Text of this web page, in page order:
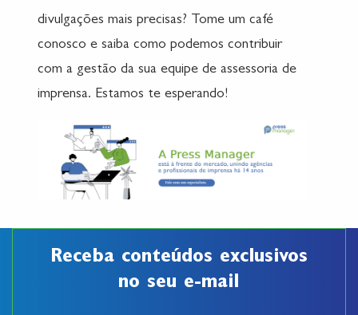
divulgações mais precisas? Tome um café
conosco e saiba como podemos contribuir
com a gestão da sua equipe de assessoria de
imprensa. Estamos te esperando!
Receba conteúdos exclusivos
no seu e-mail